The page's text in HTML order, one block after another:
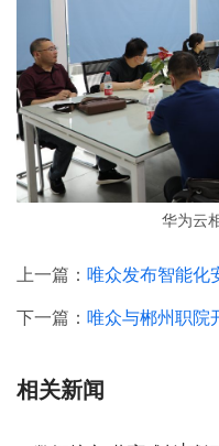
华为云
上一篇： 唯众发布智能化
下一篇： 唯众与郴州职院
相关新闻